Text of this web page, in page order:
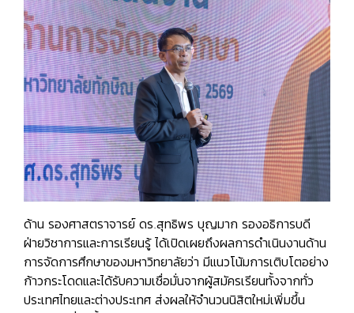
ด้าน รองศาสตราจารย์ ดร.สุทธิพร บุญมาก รองอธิการบดี
ฝ่ายวิชาการและการเรียนรู้ ได้เปิดเผยถึงผลการดำเนินงานด้าน
การจัดการศึกษาของมหาวิทยาลัยว่า มีแนวโน้มการเติบโตอย่าง
ก้าวกระโดดและได้รับความเชื่อมั่นจากผู้สมัครเรียนทั้งจากทั่ว
ประเทศไทยและต่างประเทศ ส่งผลให้จำนวนนิสิตใหม่เพิ่มขึ้น